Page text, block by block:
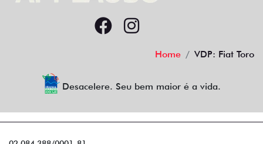
Home VDP: Fiat Toro
Desacelere. Seu bem maior é a vida.